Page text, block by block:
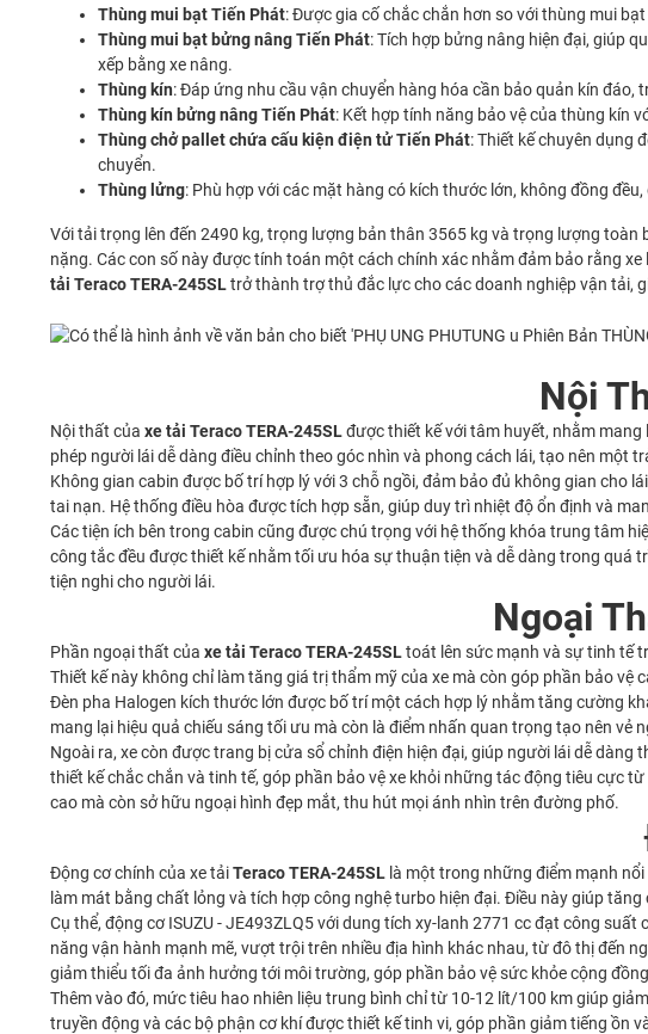
Thùng mui bạt Tiến Phát: Được gia cố chắc chắn hơn so với thùng mui
Thùng mui bạt bửng nâng Tiến Phát: Tích hợp bửng nâng hiện đại, giúp
xếp bằng xe nâng.
Thùng kín: Đáp ứng nhu cầu vận chuyển hàng hóa cần bảo quản kín
Thùng kín bửng nâng Tiến Phát: Kết hợp tính năng bảo vệ của thùng kín
Thùng chở pallet chứa cấu kiện điện tử Tiến Phát: Thiết kế chuyên dụng
chuyển.
Thùng lửng: Phù hợp với các mặt hàng có kích thước lớn, không đồng
Với tải trọng lên đến 2490 kg, trọng lượng bản thân 3565 kg và trọng lượng toàn
nặng. Các con số này được tính toán một cách chính xác nhằm đảm bảo rằng
tải Teraco TERA-245SLtrở thành trợ thủ đắc lực cho các doanh nghiệp vận tải,
Nội
Nội thất của xe tải Teraco TERA-245SLđược thiết kế với tâm huyết, nhằm
phép người lái dễ dàng điều chỉnh theo góc nhìn và phong cách lái, tạo nên
Không gian cabin được bố trí hợp lý với 3 chỗ ngồi, đảm bảo đủ không gian cho
tai nạn. Hệ thống điều hòa được tích hợp sẵn, giúp duy trì nhiệt độ ổn định và
Các tiện ích bên trong cabin cũng được chú trọng với hệ thống khóa trung tâm
công tắc đều được thiết kế nhằm tối ưu hóa sự thuận tiện và dễ dàng trong quá
tiện nghi cho người lái.
Ngoại
Phần ngoại thất của xe tải Teraco TERA-245SLtoát lên sức mạnh và sự tinh tế
Thiết kế này không chỉ làm tăng giá trị thẩm mỹ của xe mà còn góp phần bảo
Đèn pha Halogen kích thước lớn được bố trí một cách hợp lý nhằm tăng cường
mang lại hiệu quả chiếu sáng tối ưu mà còn là điểm nhấn quan trọng tạo nên vẻ
Ngoài ra, xe còn được trang bị cửa sổ chỉnh điện hiện đại, giúp người lái dễ
thiết kế chắc chắn và tinh tế, góp phần bảo vệ xe khỏi những tác động tiêu cực
cao mà còn sở hữu ngoại hình đẹp mắt, thu hút mọi ánh nhìn trên đường phố.
Động cơ chính của xe tảiTeraco TERA-245SL là một trong những điểm mạnh
làm mát bằng chất lỏng và tích hợp công nghệ turbo hiện đại. Điều này giúp
Cụ thể, động cơ ISUZU - JE493ZLQ5 với dung tích xy-lanh 2771 cc đạt công
năng vận hành mạnh mẽ, vượt trội trên nhiều địa hình khác nhau, từ đô thị đến
giảm thiểu tối đa ảnh hưởng tới môi trường, góp phần bảo vệ sức khỏe cộng
Thêm vào đó, mức tiêu hao nhiên liệu trung bình chỉ từ 10-12 lít/100 km giúp
truyền động và các bộ phận cơ khí được thiết kế tinh vi, góp phần giảm tiếng ồn